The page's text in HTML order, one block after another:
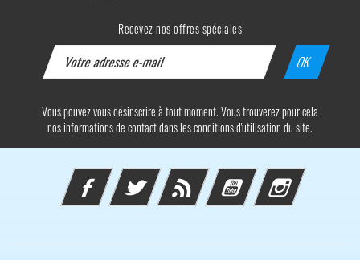
Recevez nos offres spéciales
Vous pouvez vous désinscrire à tout moment. Vous trouverez pour cela
nos informations de contact dans les conditions d'utilisation du site.
FacebookTwitter Rss YouTube Instagram